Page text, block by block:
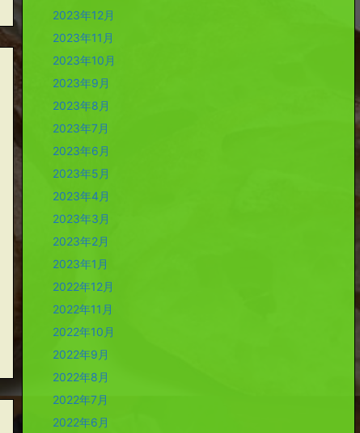
2023年12月
2023年11月
2023年10月
2023年9月
2023年8月
2023年7月
2023年6月
2023年5月
2023年4月
2023年3月
2023年2月
2023年1月
2022年12月
2022年11月
2022年10月
2022年9月
2022年8月
2022年7月
2022年6月